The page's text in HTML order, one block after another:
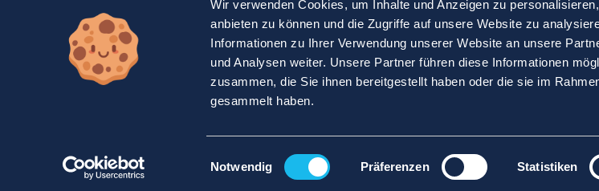
Wir verwenden Cookies, um Inhalte und Anzeigen zu
anbieten zu können und die Zugriffe auf unsere Website zu
Informationen zu Ihrer Verwendung unserer Website an unsere
und Analysen weiter. Unsere Partner führen diese Informationen
zusammen, die Sie ihnen bereitgestellt haben oder die sie im
gesammelt haben.
Einwilligungsauswahl
Notwendig Präferenzen Statistiken